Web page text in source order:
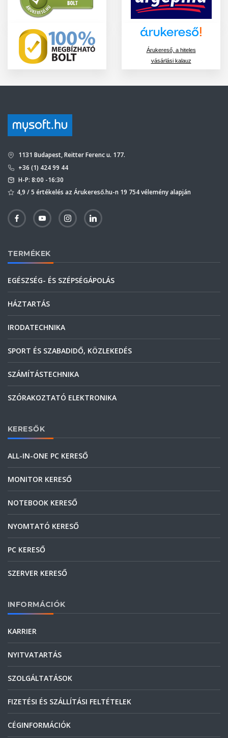
Árukereső, a hiteles
vásárlási kalauz
1131 Budapest, Reitter Ferenc u. 177.
+36 (1) 424 99 44
H-P: 8:00 -16:30
4,9 / 5 értékelés az Árukereső.hu-n 19 754 vélemény alapján
TERMÉKEK
EGÉSZSÉG- ÉS SZÉPSÉGÁPOLÁS
HÁZTARTÁS
IRODATECHNIKA
SPORT ÉS SZABADIDŐ, KÖZLEKEDÉS
SZÁMÍTÁSTECHNIKA
SZÓRAKOZTATÓ ELEKTRONIKA
KERESŐK
ALL-IN-ONE PC KERESŐ
MONITOR KERESŐ
NOTEBOOK KERESŐ
NYOMTATÓ KERESŐ
PC KERESŐ
SZERVER KERESŐ
INFORMÁCIÓK
KARRIER
NYITVATARTÁS
SZOLGÁLTATÁSOK
FIZETÉSI ÉS SZÁLLÍTÁSI FELTÉTELEK
CÉGINFORMÁCIÓK